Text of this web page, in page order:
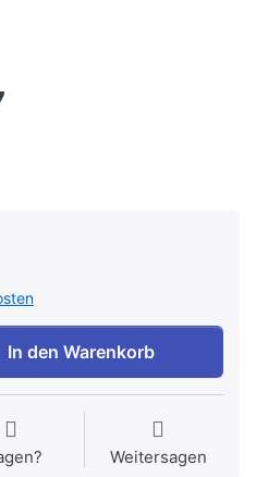
In den Warenkorb
Weitersagen